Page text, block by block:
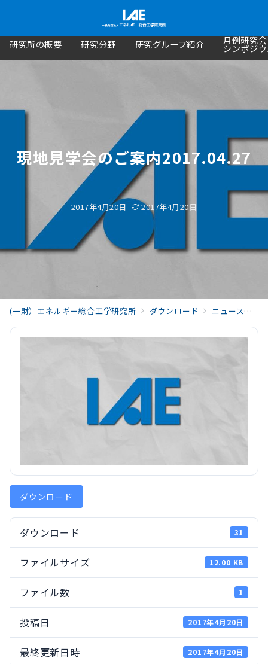
研究所の概要 研究分野 研究グループ紹介 月例研究
シンポジ
現地見学会のご案内2017.04.27
2017年4月20日 2017年4月20日
(一財）エネルギー総合工学研究所 ダウンロード ニュースリリース
ダウンロード
ダウンロード 31
ファイルサイズ 12.00 KB
ファイル数 1
投稿日 2017年4月20日
最終更新日時 2017年4月20日